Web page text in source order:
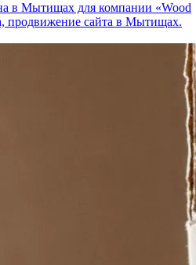
в Мытищах для компании «Wood
продвижение сайта в Мытищах.